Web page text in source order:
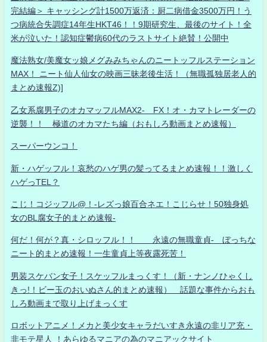
完結編＞ キャッシング計1500万返済：厨二病借金3500万円！う
つ病統合失調症14年生HKT46！！9期研究生、最後のサイト！全
米が泣いた！認知症鬱病60代のラストサイト絶賛！公開中
魔法熟女/美魔女ッ娘メグみみちゃんのニートッフルステーション
MAX！ ニート仙人仙女の映画三昧老後生活！（無職孤独居老人的
まとめ速報Z)]
乙女系腐男子のオカマッフルMAX2- FX！オ・カマトレーダーの
逆襲！！ 極道のオカマたち編（おもしろ動画まとめ速報）
スーパーウンコ！
新・ハゲッフル！哀愁のハゲ男の髪ってるまとめ速報！！激しく
ハゲっTEL？
こじ！コジッフル@！-レズっ娘百合ネエ！こじらせ！50独身処
女のBL腐女子的まとめ速報-
何だ！何が？真・シロッフル！！ 永遠の無職童貞- ぼっちな
ニート的まとめ速報！一生童貞上等夜露死苦！
男装スケバン女子！スケッフルまっくす！（新・ナンノひゃくし
きっ!！ビー玉のおいぬさん的まとめ速報） 話題な事件からおも
しろ動画まで取り上げまっくす
ロボットアニメ！メカと美少女キャラだいすき永遠の非リア充・
非モテ星人 ！あらゆるマニアの為のマニアックサイト